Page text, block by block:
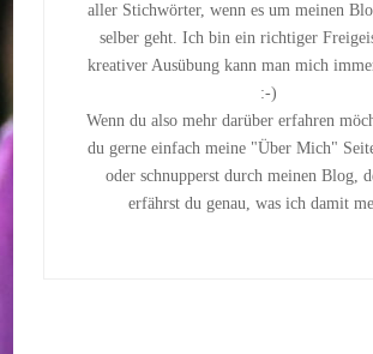
aller Stichwörter, wenn es um meinen
selber geht. Ich bin ein richtiger
kreativer Ausübung kann man mich
:-)
Wenn du also mehr darüber erfahren
du gerne einfach meine "Über Mich"
oder schnupperst durch meinen Blog,
erfährst du genau, was ich damit